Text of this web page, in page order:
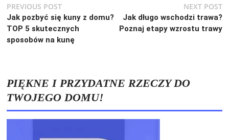
Nawigacja
wpisu
PREVIOUS POSTPrevious
post:
Jak pozbyć się kuny z domu?
TOP 5 skutecznych
sposobów na kunę
NEXT POST
Jak długo wschodzi trawa?
Poznaj etapy wzrostu trawy
PIĘKNE I PRZYDATNE RZECZY DO
TWOJEGO DOMU!